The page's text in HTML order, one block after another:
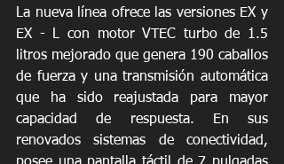
La nueva línea ofrece las versiones EX y
EX - L con motor VTEC turbo de 1.5
litros mejorado que genera 190 caballos
de fuerza y una transmisión automática
que ha sido reajustada para mayor
capacidad de respuesta. En sus
renovados sistemas de conectividad,